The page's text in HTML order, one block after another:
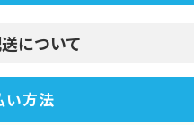
について
い方法